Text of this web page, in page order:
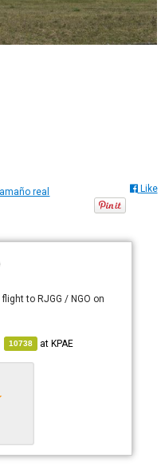
real Like
to RJGG / NGO on
10738 atKPAE